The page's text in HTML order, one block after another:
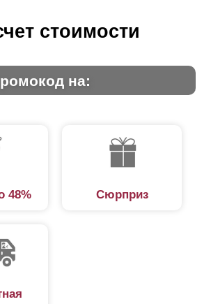
стоимости
на:
48% Сюрприз